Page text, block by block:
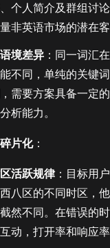
个人简介及群组讨
非英语市场的潜在客
境差异 ：同一词汇
不同，单纯的关键
需要方案具备一定
析能力。
片化：
活跃规律：目标用
八区的不同时区，
然不同。在错误的
动，打开率和响应率